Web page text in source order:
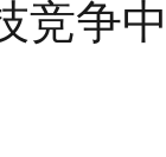
竞争